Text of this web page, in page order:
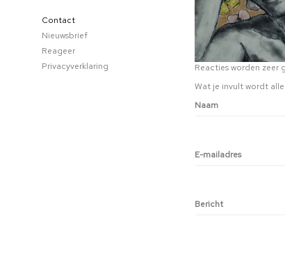
Reacties worden zeer
Wat je invult wordt
Naam
E-mailadres
Bericht
Contact
Nieuwsbrief
Reageer
Privacyverklaring